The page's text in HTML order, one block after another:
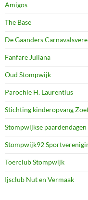
Amigos
The Base
De Gaanders
Fanfare Juliana
Oud Stompwijk
Parochie H. Laurentius
Stichting kinderopvang
Stompwijkse paardendagen
Stompwijk92
Toerclub Stompwijk
Ijsclub Nut en Vermaak